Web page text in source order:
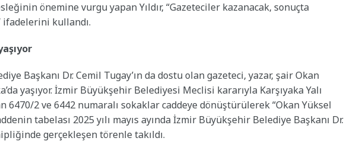
önemine vurgu yapan Yıldır, “Gazeteciler kazanacak, sonuçta
ifadelerini kullandı.
Başkanı Dr. Cemil Tugay’ın da dostu olan gazeteci, yazar, şair Okan
yaşıyor. İzmir Büyükşehir Belediyesi Meclisi kararıyla Karşıyaka Yalı
6470/2 ve 6442 numaralı sokaklar caddeye dönüştürülerek “Okan Yüksel
tabelası 2025 yılı mayıs ayında İzmir Büyükşehir Belediye Başkanı Dr.
gerçekleşen törenle takıldı.